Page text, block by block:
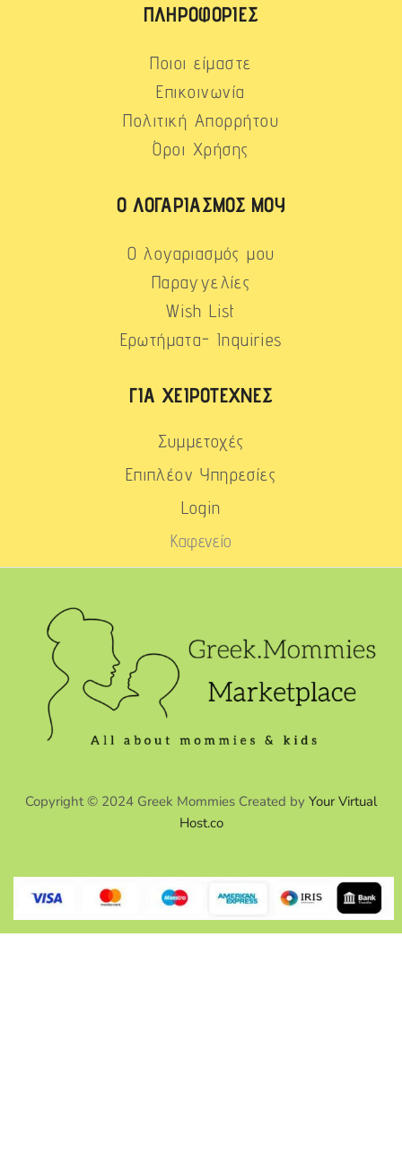
ΠΛΗΡΟΦΟΡΊΕΣ
Ποιοι είμαστε
Επικοινωνία
Πολιτική Απορρήτου
Όροι Χρήσης
Ο ΛΟΓΑΡΙΑΣΜΌΣ ΜΟΥ
Ο λογαριασμός μου
Παραγγελίες
Wish List
Ερωτήματα- Inquiries
ΓΙΑ ΧΕΙΡΟΤΈΧΝΕΣ
Συμμετοχές
Επιπλέον Υπηρεσίες
Login
Καφενείο
Copyright © 2024 Greek Mommies Created by Your Virtual
Host.co